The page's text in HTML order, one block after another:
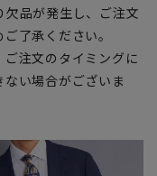
欠品が発生し、ご注文
了承ください。
注文のタイミングに
い場合がございま